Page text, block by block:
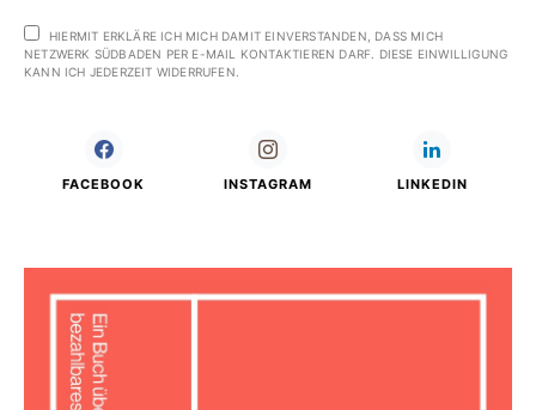
HIERMIT ERKLÄRE ICH MICH DAMIT EINVERSTANDEN, DASS MICH
NETZWERK SÜDBADEN PER E-MAIL KONTAKTIEREN DARF. DIESE EINWILLIGUNG
KANN ICH JEDERZEIT WIDERRUFEN.
FACEBOOK INSTAGRAM LINKEDIN